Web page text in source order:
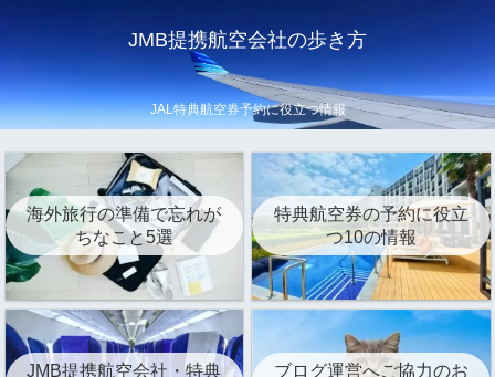
JMB提携航空会社の歩き方
JAL特典航空券予約に役立つ情報
海外旅行の準備で忘れが
ちなこと5選
特典航空券の予約に役立
つ10の情報
JMB提携航空会社・特典
ブログ運営へご協力のお